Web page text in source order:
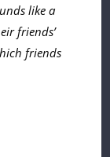
like a
friends’
friends